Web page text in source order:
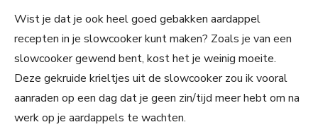
Wist je dat je ook heel goed gebakken aardappel
recepten in je slowcooker kunt maken? Zoals je van een
slowcooker gewend bent, kost het je weinig moeite.
Deze gekruide krieltjes uit de slowcooker zou ik vooral
aanraden op een dag dat je geen zin/tijd meer hebt om na
werk op je aardappels te wachten.